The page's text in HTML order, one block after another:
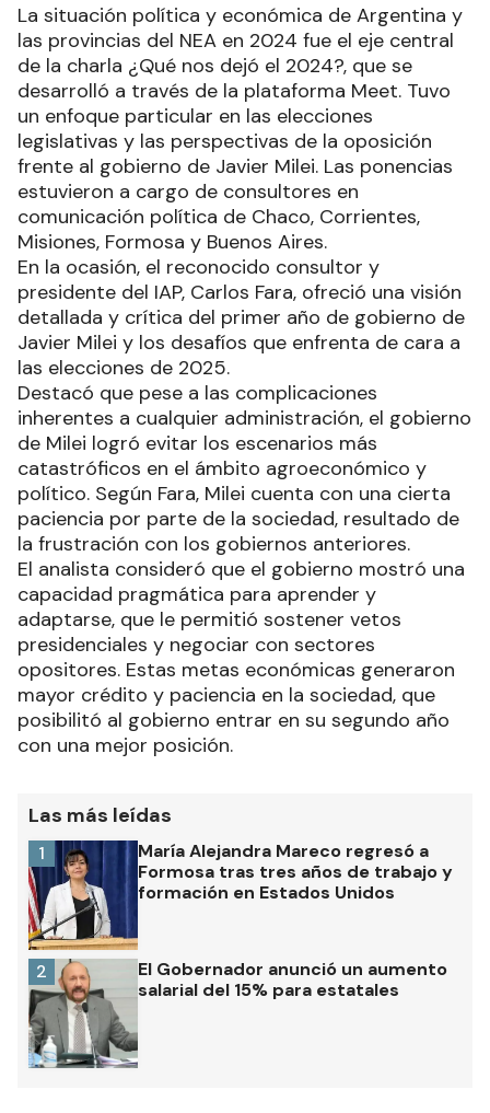
La situación política y económica de Argentina y
las provincias del NEA en 2024 fue el eje central
de la charla ¿Qué nos dejó el 2024?, que se
desarrolló a través de la plataforma Meet. Tuvo
un enfoque particular en las elecciones
legislativas y las perspectivas de la oposición
frente al gobierno de Javier Milei. Las ponencias
estuvieron a cargo de consultores en
comunicación política de Chaco, Corrientes,
Misiones, Formosa y Buenos Aires.
En la ocasión, el reconocido consultor y
presidente del IAP, Carlos Fara, ofreció una visión
detallada y crítica del primer año de gobierno de
Javier Milei y los desafíos que enfrenta de cara a
las elecciones de 2025.
Destacó que pese a las complicaciones
inherentes a cualquier administración, el gobierno
de Milei logró evitar los escenarios más
catastróficos en el ámbito agroeconómico y
político. Según Fara, Milei cuenta con una cierta
paciencia por parte de la sociedad, resultado de
la frustración con los gobiernos anteriores.
El analista consideró que el gobierno mostró una
capacidad pragmática para aprender y
adaptarse, que le permitió sostener vetos
presidenciales y negociar con sectores
opositores. Estas metas económicas generaron
mayor crédito y paciencia en la sociedad, que
posibilitó al gobierno entrar en su segundo año
con una mejor posición.
Las más leídas
María Alejandra Mareco regresó a
Formosa tras tres años de trabajo y
formación en Estados Unidos
1
El Gobernador anunció un aumento
salarial del 15% para estatales
2